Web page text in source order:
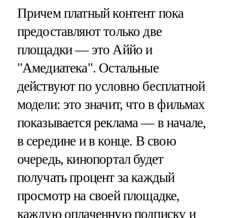
Причем платный контент пока
предоставляют только две
площадки — это Аййо и
"Амедиатека". Остальные
действуют по условно бесплатной
модели: это значит, что в фильмах
показывается реклама — в начале,
в середине и в конце. В свою
очередь, кинопортал будет
получать процент за каждый
просмотр на своей площадке,
каждую оплаченную подписку и